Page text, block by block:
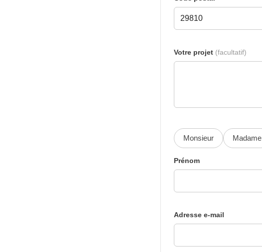
Votre projet (facultatif)
Monsieur Madame
Prénom
Adresse e-mail